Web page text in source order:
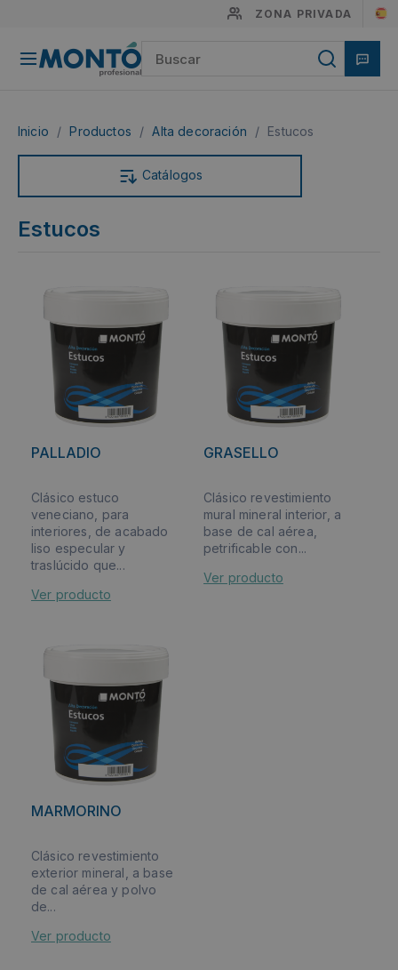
ZONA PRIVADA
Inicio / Productos / Alta decoración / Estucos
Catálogos
Estucos
PALLADIO
Clásico estuco
veneciano, para
interiores, de acabado
liso especular y
traslúcido que...
Ver producto
GRASELLO
Clásico revestimiento
mural mineral interior, a
base de cal aérea,
petrificable con...
Ver producto
MARMORINO
Clásico revestimiento
exterior mineral, a base
de cal aérea y polvo
de...
Ver producto